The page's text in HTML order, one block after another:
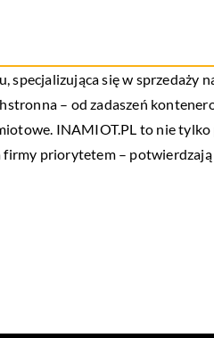
specjalizująca się w
– od zadaszeń
INAMIOT.PL to nie
priorytetem –